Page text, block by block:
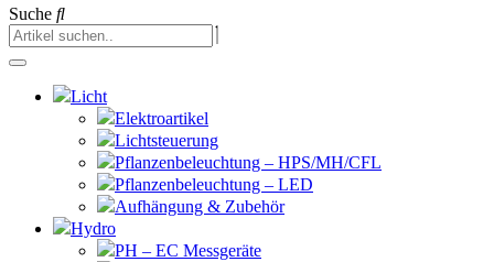
Suche
Licht
Elektroartikel
Lichtsteuerung
Pflanzenbeleuchtung – HPS/MH/CFL
Pflanzenbeleuchtung – LED
Aufhängung & Zubehör
Hydro
PH – EC Messgeräte